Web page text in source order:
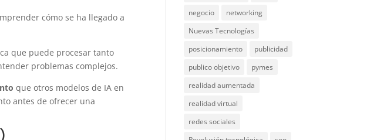
cómo se ha llegado a
que puede procesar tanto
problemas complejos.
que otros modelos de IA en
antes de ofrecer una
negocio
networking
Nuevas Tecnologías
posicionamiento
publicidad
publico objetivo
pymes
realidad aumentada
realidad virtual
redes sociales